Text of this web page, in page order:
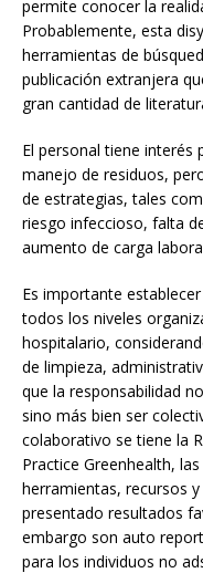
permite conocer la
Probablemente, esta
herramientas de
publicación extranjera
gran cantidad de
El personal tiene interés
manejo de residuos,
de estrategias, tales
riesgo infeccioso, falta
aumento de carga
Es importante
todos los niveles
hospitalario,
de limpieza,
que la responsabilidad
sino más bien ser
colaborativo se tiene la
Practice Greenhealth,
herramientas, recursos
presentado resultados
embargo son auto
para los individuos no